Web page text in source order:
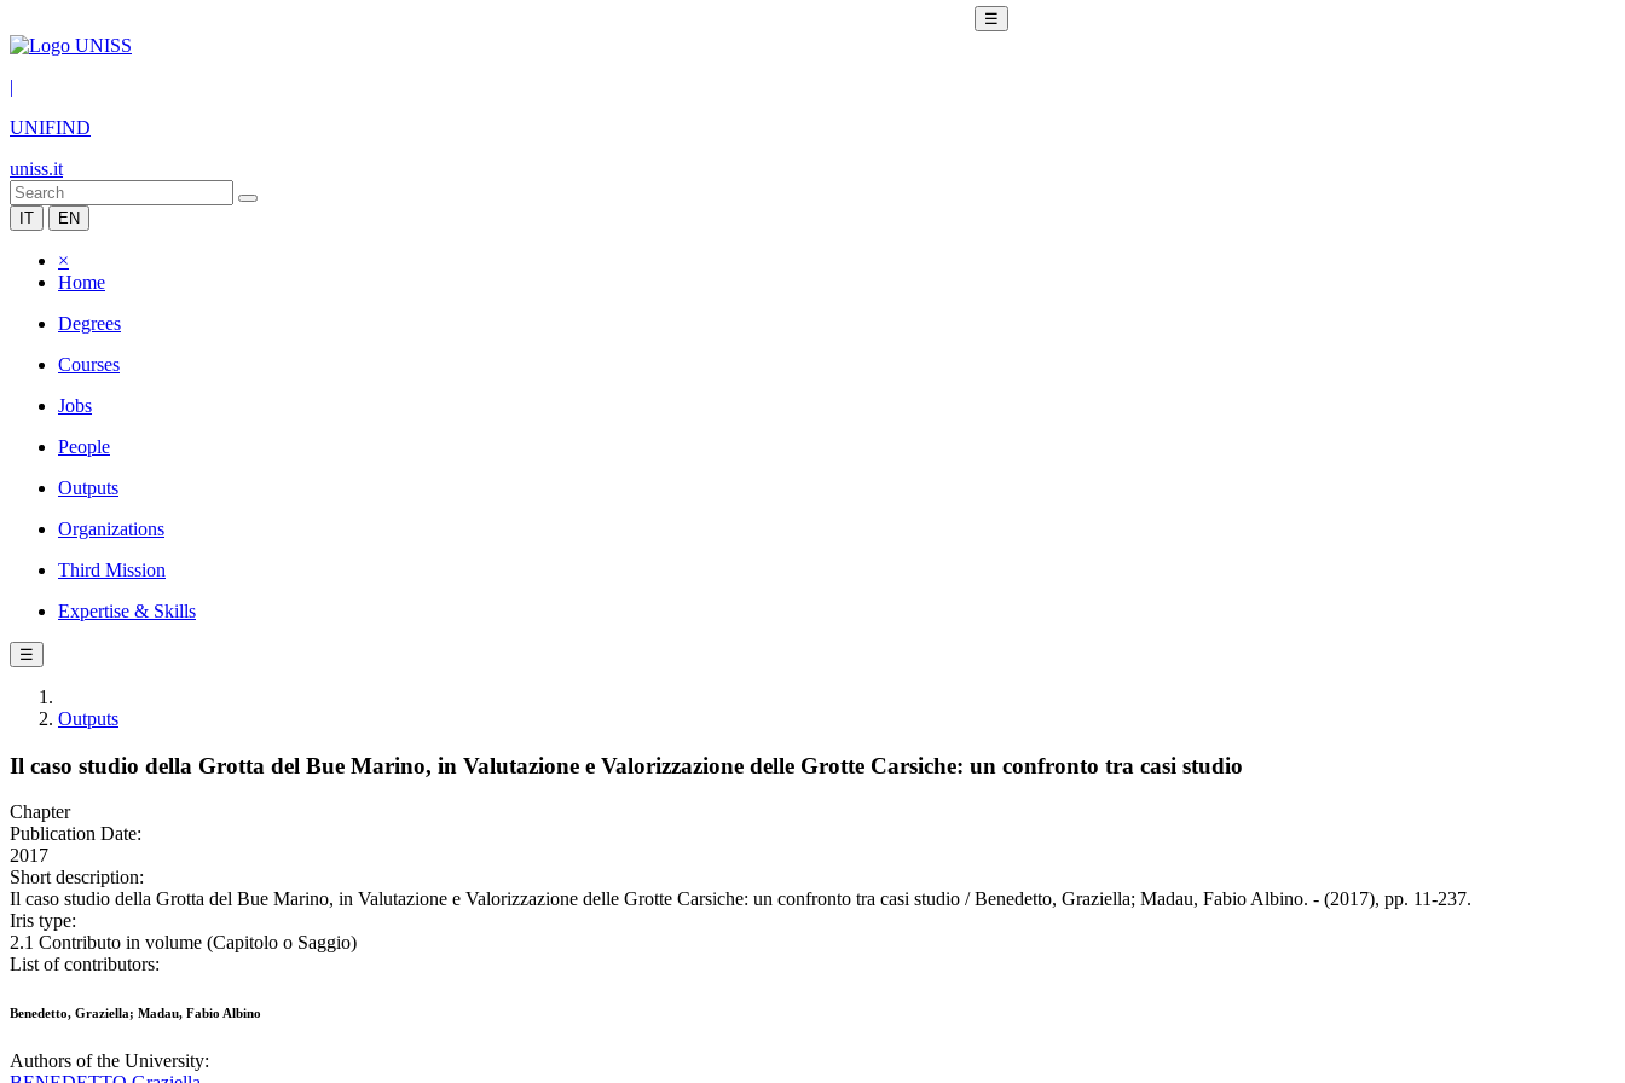
☰
|
UNIFIND
uniss.it
IT EN
×
Home
Degrees
Courses
Jobs
People
Outputs
Organizations
Third Mission
Expertise & Skills
☰
Outputs
Il caso studio della Grotta del Bue Marino, in Valutazione e Valorizzazione delle Grotte Carsiche: un confronto tra casi studio
Chapter
Publication Date:
2017
Short description:
Il caso studio della Grotta del Bue Marino, in Valutazione e Valorizzazione delle Grotte Carsiche: un confronto tra casi studio / Benedetto, Graziella; Madau, Fabio Albino. - (2017), pp. 11-237.
Iris type:
2.1 Contributo in volume (Capitolo o Saggio)
List of contributors:
Benedetto, Graziella; Madau, Fabio Albino
Authors of the University: